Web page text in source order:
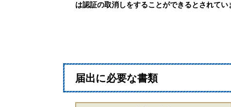
は認証の取消しをすることができるとされてい
届出に必要な書類